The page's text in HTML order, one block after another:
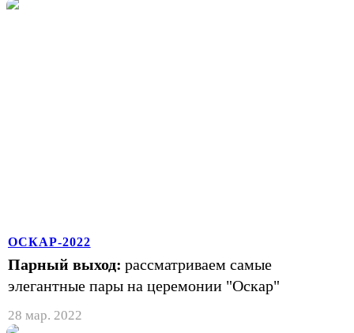
ОСКАР-2022
Парный выход: рассматриваем самые
элегантные пары на церемонии "Оскар"
28 мар. 2022